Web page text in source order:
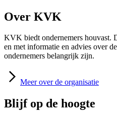
Over KVK
KVK biedt ondernemers houvast.
en met informatie en advies over
ondernemers belangrijk zijn.
Meer over de organisatie
Blijf op de hoogte